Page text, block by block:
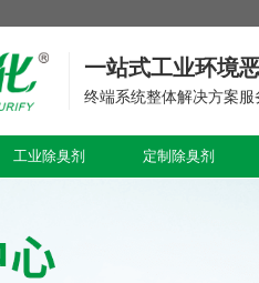
一站式工业环境
终端系统整体解决方案服
工业除臭剂 定制除臭剂